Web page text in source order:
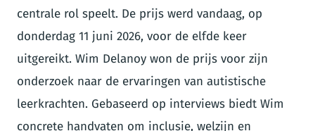
centrale rol speelt. De prijs werd vandaag, op
donderdag 11 juni 2026, voor de elfde keer
uitgereikt. Wim Delanoy won de prijs voor zijn
onderzoek naar de ervaringen van autistische
leerkrachten. Gebaseerd op interviews biedt Wim
concrete handvaten om inclusie, welzijn en